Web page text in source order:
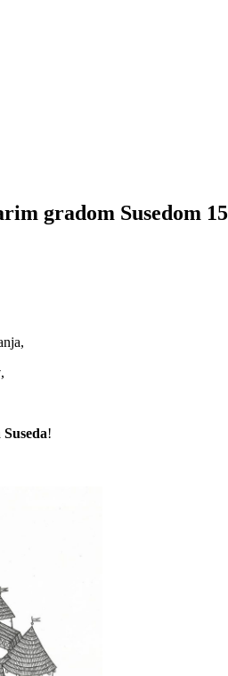
gradom Susedom
,
Suseda!